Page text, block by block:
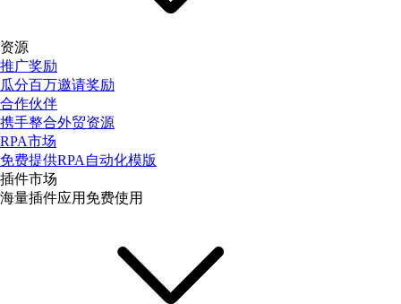
资源
推广奖励
瓜分百万邀请奖励
合作伙伴
携手整合外贸资源
RPA市场
免费提供RPA自动化模版
插件市场
海量插件应用免费使用